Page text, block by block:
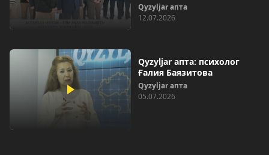
Qyzyljar апта
12.07.2026
Qyzyljar апта: психолог
Ғалия Баязитова
Qyzyljar апта
05.07.2026